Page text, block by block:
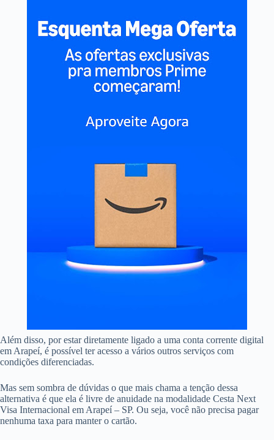
Além disso, por estar diretamente ligado a uma conta corrente digital
em Arapeí, é possível ter acesso a vários outros serviços com
condições diferenciadas.
Mas sem sombra de dúvidas o que mais chama a tenção dessa
alternativa é que ela é livre de anuidade na modalidade Cesta Next
Visa Internacional em Arapeí – SP. Ou seja, você não precisa pagar
nenhuma taxa para manter o cartão.